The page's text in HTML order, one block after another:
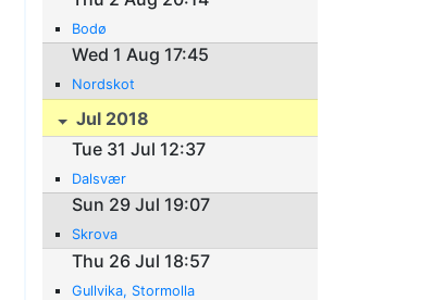
Bodø
Wed 1 Aug 17:45
Nordskot
Jul 2018
Tue 31 Jul 12:37
Dalsvær
Sun 29 Jul 19:07
Skrova
Thu 26 Jul 18:57
Gullvika, Stormolla